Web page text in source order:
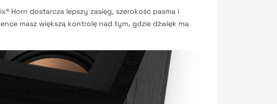
Horn dostarcza lepszy zasięg, szerokość pasma i
masz większą kontrolę nad tym, gdzie dźwięk ma